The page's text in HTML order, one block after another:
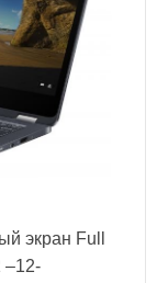
экран Full
–12-